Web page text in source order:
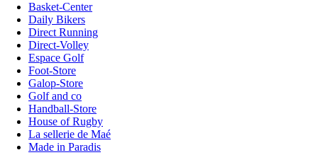
Basket-Center
Daily Bikers
Direct Running
Direct-Volley
Espace Golf
Foot-Store
Galop-Store
Golf and co
Handball-Store
House of Rugby
La sellerie de Maé
Made in Paradis